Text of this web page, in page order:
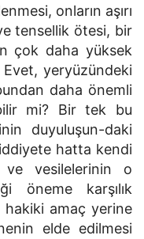
onların aşırı
tensellik ötesi, bir
çok daha yüksek
yeryüzündeki
daha önemli
mi? Bir tek bu
duyuluşun-daki
hatta kendi
ve vesilelerinin o
öneme karşılık
hakiki amaç yerine
elde edilmesi